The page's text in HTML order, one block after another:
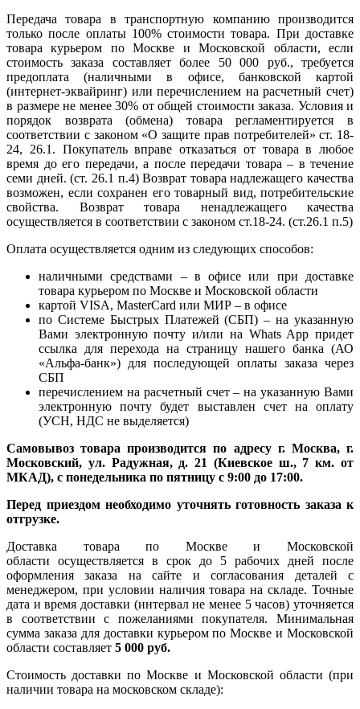
Передача товара в транспортную компанию производится
только после оплаты 100% стоимости товара. При доставке
товара курьером по Москве и Московской области, если
стоимость заказа составляет более 50 000 руб., требуется
предоплата (наличными в офисе, банковской картой
(интернет-эквайринг) или перечислением на расчетный счет)
в размере не менее 30% от общей стоимости заказа. Условия и
порядок возврата (обмена) товара регламентируется в
соответствии с законом «О защите прав потребителей» ст. 18-
24, 26.1. Покупатель вправе отказаться от товара в любое
время до его передачи, а после передачи товара – в течение
семи дней. (ст. 26.1 п.4) Возврат товара надлежащего качества
возможен, если сохранен его товарный вид, потребительские
свойства. Возврат товара ненадлежащего качества
осуществляется в соответствии с законом ст.18-24. (ст.26.1 п.5)
Оплата осуществляется одним из следующих способов:
наличными средствами – в офисе или при доставке
товара курьером по Москве и Московской области
картой VISA, MasterCard или МИР – в офисе
по Системе Быстрых Платежей (СБП) – на указанную
Вами электронную почту и/или на Whats App придет
ссылка для перехода на страницу нашего банка (АО
«Альфа-банк») для последующей оплаты заказа через
СБП
перечислением на расчетный счет – на указанную Вами
электронную почту будет выставлен счет на оплату
(УСН, НДС не выделяется)
Самовывоз товара производится по адресу г. Москва, г.
Московский, ул. Радужная, д. 21 (Киевское ш., 7 км. от
МКАД), с понедельника по пятницу с 9:00 до 17:00.
Перед приездом необходимо уточнять готовность заказа к
отгрузке.
Доставка товара по Москве и Московской
области осуществляется в срок до 5 рабочих дней после
оформления заказа на сайте и согласования деталей с
менеджером, при условии наличия товара на складе. Точные
дата и время доставки (интервал не менее 5 часов) уточняется
в соответствии с пожеланиями покупателя. Минимальная
сумма заказа для доставки курьером по Москве и Московской
области составляет 5 000 руб.
Стоимость доставки по Москве и Московской области (при
наличии товара на московском складе):